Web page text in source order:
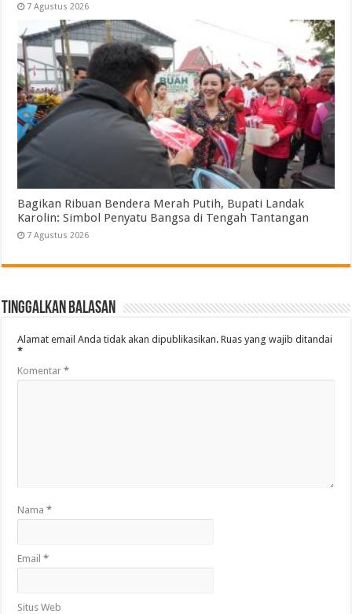
7 Agustus 2026
Bagikan Ribuan Bendera Merah Putih, Bupati Landak
Karolin: Simbol Penyatu Bangsa di Tengah Tantangan
7 Agustus 2026
Tinggalkan Balasan
Alamat email Anda tidak akan dipublikasikan. Ruas yang wajib ditandai
*
Komentar*
Nama*
Email*
Situs Web